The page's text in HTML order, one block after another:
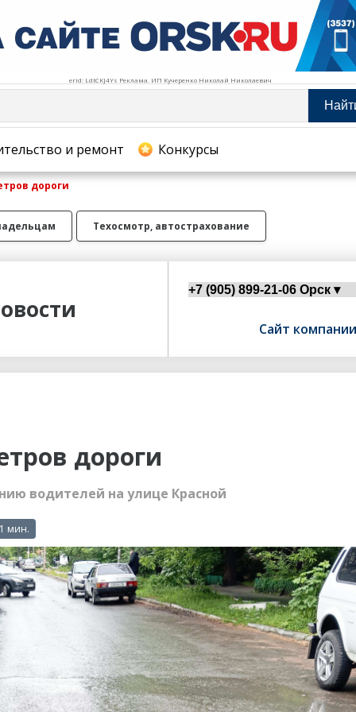
erid: LdtCKJ4Ys Реклама. ИП Кучеренко Николай Николаевич
и ремонт Конкурсы
дороги
Техосмотр, автострахование
Сайт компании
дороги
водителей на улице Красной
мин.